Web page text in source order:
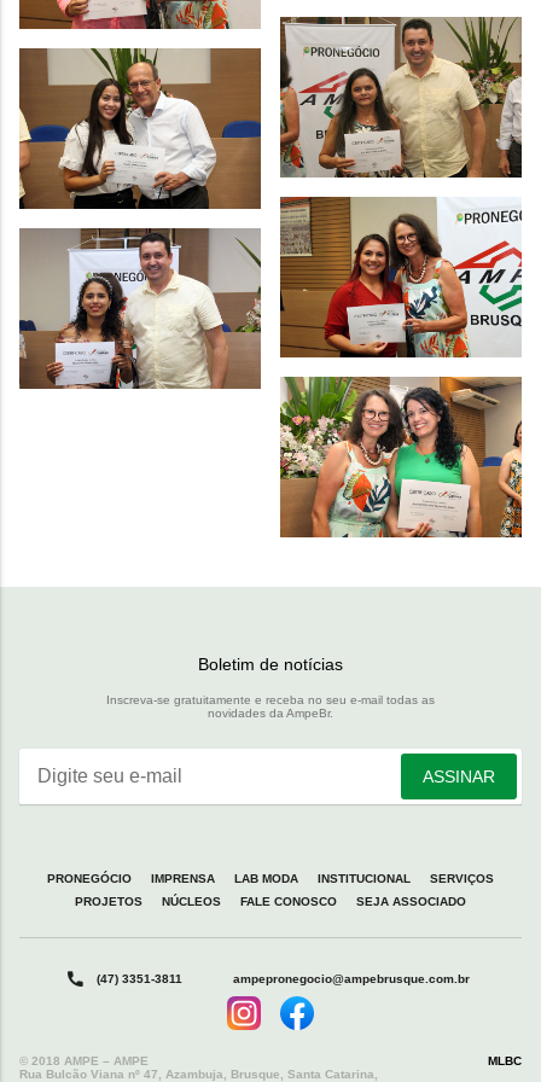
Boletim de notícias
Inscreva-se gratuitamente e receba no seu e-mail todas as
novidades da AmpeBr.
Digite seu e-mail ASSINAR
PRONEGÓCIO IMPRENSA LAB MODA INSTITUCIONAL
SERVIÇOS
PROJETOS
NÚCLEOS FALE CONOSCO SEJA ASSOCIADO
(47) 3351-3811 ampepronegocio@ampebrusque.com.br
© 2018 AMPE – AMPE
Rua Bulcão Viana nº 47, Azambuja, Brusque, Santa Catarina,
MLBC